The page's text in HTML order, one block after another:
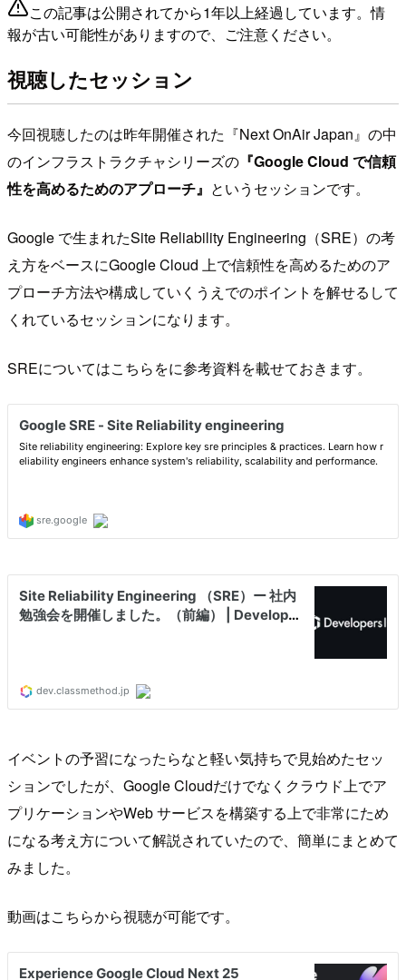
この記事は公開されてから1年以上経過しています。情
報が古い可能性がありますので、ご注意ください。
視聴したセッション
今回視聴したのは昨年開催された『Next OnAir Japan』の中
のインフラストラクチャシリーズの 『Google Cloud で信頼
性を高めるためのアプローチ』 というセッションです。
Google で生まれたSite Reliability Engineering（SRE）の考
え方をベースにGoogle Cloud 上で信頼性を高めるためのア
プローチ方法や構成していくうえでのポイントを解せるして
くれているセッションになります。
SREについてはこちらをに参考資料を載せておきます。
イベントの予習になったらなと軽い気持ちで見始めたセッ
ションでしたが、Google Cloudだけでなくクラウド上でア
プリケーションやWeb サービスを構築する上で非常にため
になる考え方について解説されていたので、簡単にまとめて
みました。
動画はこちらから視聴が可能です。